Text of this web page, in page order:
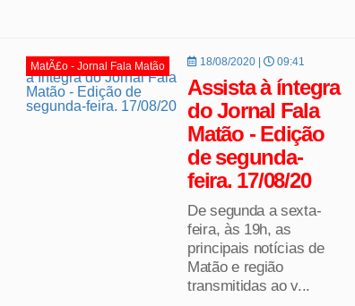
MatÃ£o - Jornal Fala Matão 18/08/2020 | 09:41
Assista à íntegra
do Jornal Fala
Matão - Edição
de segunda-
feira. 17/08/20
De segunda a sexta-
feira, às 19h, as
principais notícias de
Matão e região
transmitidas ao v...